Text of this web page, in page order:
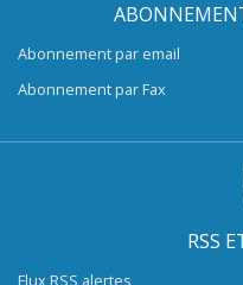
Abonnement par email
Abonnement par Fax
RSS
Flux RSS alertes